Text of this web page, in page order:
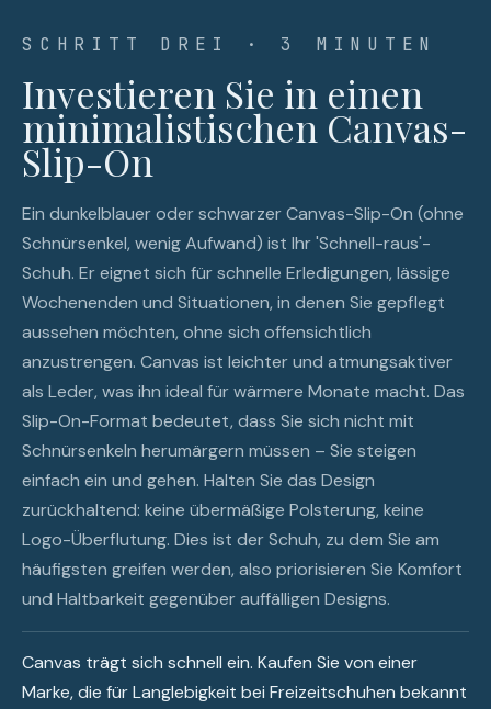
SCHRITT DREI · 3 MINUTEN
Investieren Sie in einen
minimalistischen Canvas-
Slip-On
Ein dunkelblauer oder schwarzer Canvas-Slip-On (ohne
Schnürsenkel, wenig Aufwand) ist Ihr 'Schnell-raus'-
Schuh. Er eignet sich für schnelle Erledigungen, lässige
Wochenenden und Situationen, in denen Sie gepflegt
aussehen möchten, ohne sich offensichtlich
anzustrengen. Canvas ist leichter und atmungsaktiver
als Leder, was ihn ideal für wärmere Monate macht. Das
Slip-On-Format bedeutet, dass Sie sich nicht mit
Schnürsenkeln herumärgern müssen – Sie steigen
einfach ein und gehen. Halten Sie das Design
zurückhaltend: keine übermäßige Polsterung, keine
Logo-Überflutung. Dies ist der Schuh, zu dem Sie am
häufigsten greifen werden, also priorisieren Sie Komfort
und Haltbarkeit gegenüber auffälligen Designs.
Canvas trägt sich schnell ein. Kaufen Sie von einer
Marke, die für Langlebigkeit bei Freizeitschuhen bekannt